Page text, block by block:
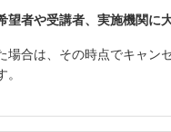
者や受講者、実施機関に
合は、その時点でキャン